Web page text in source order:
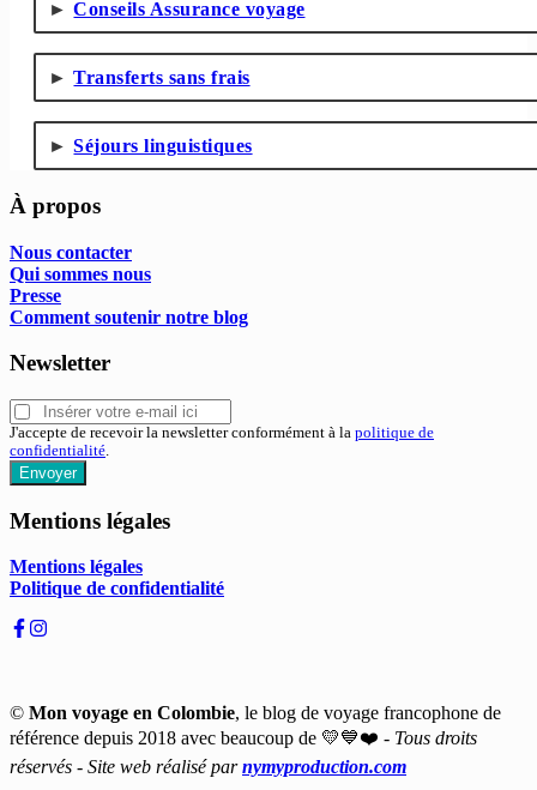
Conseils Assurance voyage
Transferts sans frais
Séjours linguistiques
À propos
Nous contacter
Qui sommes nous
Presse
Comment soutenir notre blog
Newsletter
J'accepte de recevoir la newsletter conformément à la politique de
confidentialité.
Envoyer
Mentions légales
Mentions légales
Politique de confidentialité
© Mon voyage en Colombie, le blog de voyage francophone de
référence depuis 2018 avec beaucoup de 💛💙❤️ - Tous droits
réservés - Site web réalisé parnymyproduction.com